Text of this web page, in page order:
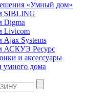
«Умный дом»
SIBLING
Digma
Livicom
Systems
АСКУЭ Ресурс
и аксессуары
умного дома